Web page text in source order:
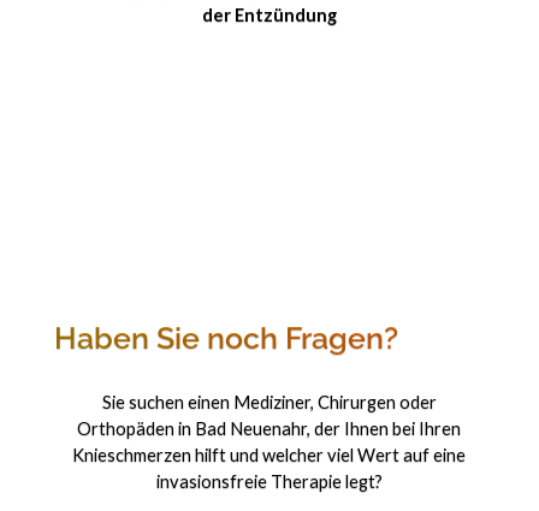
der Entzündung
Haben Sie noch Fragen?
Sie suchen einen Mediziner, Chirurgen oder
Orthopäden in Bad Neuenahr, der Ihnen bei Ihren
Knieschmerzen hilft und welcher viel Wert auf eine
invasionsfreie Therapie legt?